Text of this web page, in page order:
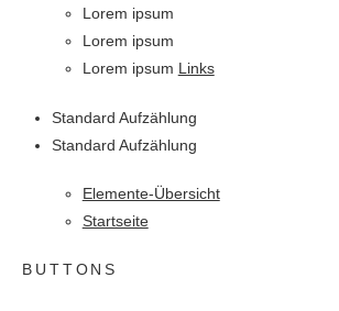
Lorem ipsum
Lorem ipsum
Lorem ipsum Links
Standard Aufzählung
Standard Aufzählung
Elemente-Übersicht
Startseite
BUTTONS